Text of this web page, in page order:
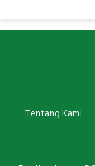
Tentang Kami